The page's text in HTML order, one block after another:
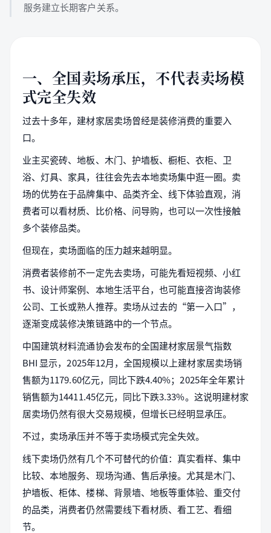
服务建立长期客户关系。
一、全国卖场承压，不代表卖场模
式完全失效
过去十多年，建材家居卖场曾经是装修消费的重要入
口。
业主买瓷砖、地板、木门、护墙板、橱柜、衣柜、卫
浴、灯具、家具，往往会先去本地卖场集中逛一圈。卖
场的优势在于品牌集中、品类齐全、线下体验直观，消
费者可以看材质、比价格、问导购，也可以一次性接触
多个装修品类。
但现在，卖场面临的压力越来越明显。
消费者装修前不一定先去卖场，可能先看短视频、小红
书、设计师案例、本地生活平台，也可能直接咨询装修
公司、工长或熟人推荐。卖场从过去的“第一入口”，
逐渐变成装修决策链路中的一个节点。
中国建筑材料流通协会发布的全国建材家居景气指数
BHI 显示，2025年12月，全国规模以上建材家居卖场销
售额为1179.60亿元，同比下跌4.40%；2025年全年累计
销售额为14411.45亿元，同比下跌3.33%。这说明建材家
居卖场仍然有很大交易规模，但增长已经明显承压。
不过，卖场承压并不等于卖场模式完全失效。
线下卖场仍然有几个不可替代的价值：真实看样、集中
比较、本地服务、现场沟通、售后承接。尤其是木门、
护墙板、柜体、楼梯、背景墙、地板等重体验、重交付
的品类，消费者仍然需要线下看材质、看工艺、看细
节。